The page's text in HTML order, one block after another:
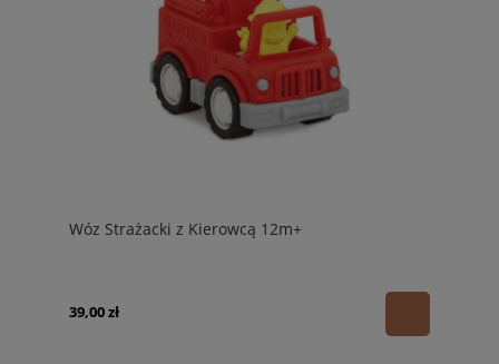
Wóz Strażacki z Kierowcą 12m+
39,00 zł